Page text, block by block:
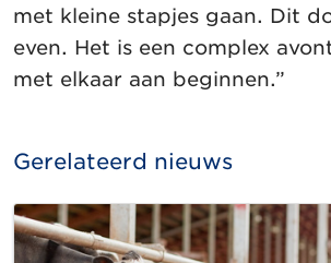
met kleine stapjes gaan. Dit
even. Het is een complex
met elkaar aan beginnen.”
Gerelateerd nieuws